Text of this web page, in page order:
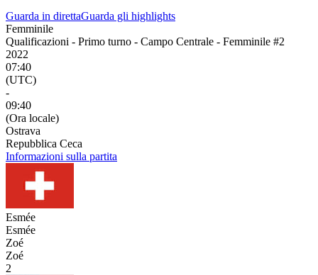
Guarda in direttaGuarda gli highlights
Femminile
Qualificazioni - Primo turno - Campo Centrale - Femminile #2
2022
07:40
(UTC)
-
09:40
(Ora locale)
Ostrava
Repubblica Ceca
Informazioni sulla partita
Esmée
Esmée
Zoé
Zoé
2